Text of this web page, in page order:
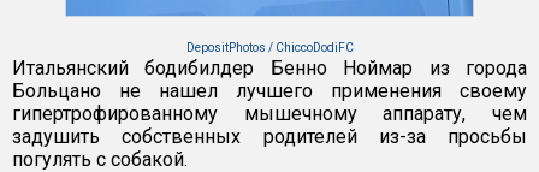
DepositPhotos / ChiccoDodiFC
Итальянский бодибилдер Бенно Ноймар из города
Больцано не нашел лучшего применения своему
гипертрофированному мышечному аппарату, чем
задушить собственных родителей из-за просьбы
погулять с собакой.